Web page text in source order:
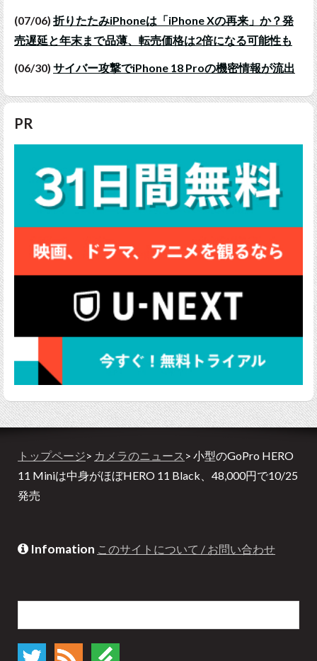
(07/06) 折りたたみiPhoneは「iPhone Xの再来」か？発
売遅延と年末まで品薄、転売価格は2倍になる可能性も
(06/30) サイバー攻撃でiPhone 18 Proの機密情報が流出
PR
トップページ> カメラのニュース > 小型のGoPro HERO
11 Miniは中身がほぼHERO 11 Black、48,000円で10/25
発売
Infomation このサイトについて / お問い合わせ